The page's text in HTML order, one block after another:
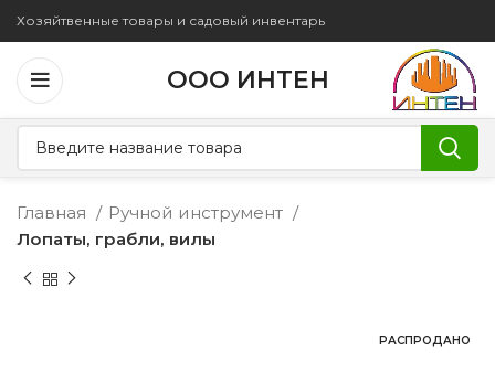
Хозяйтвенные товары и садовый инвентарь
ООО ИНТЕН
Главная
Ручной инструмент
Лопаты, грабли, вилы
РАСПРОДАНО